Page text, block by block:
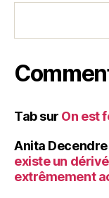
Tabsur On est
Anita Decendre
existe un
extrêmement